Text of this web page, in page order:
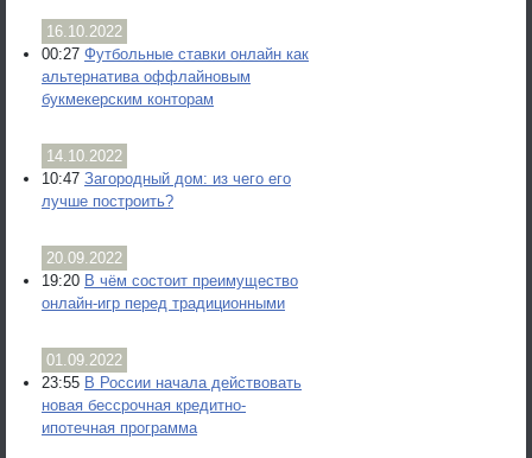
16.10.2022
00:27 Футбольные ставки онлайн как
альтернатива оффлайновым
букмекерским конторам
14.10.2022
10:47 Загородный дом: из чего его
лучше построить?
20.09.2022
19:20 В чём состоит преимущество
онлайн-игр перед традиционными
01.09.2022
23:55 В России начала действовать
новая бессрочная кредитно-
ипотечная программа